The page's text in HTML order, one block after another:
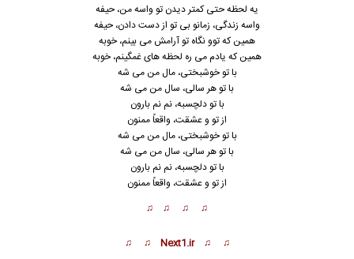
یه لحظه حتی کمتر دیدن تو واسه من، حیفه
واسه زندگی، زمانو بی تو از دست دادن، حیفه
همین که توو نگاه تو آرامش می بینم، خوبه
همین که یادم می ره لحظه های غمگینم، خوبه
با تو خوشبختی، مال من می شه
با تو هر سالی، سال من می شه
با تو دلچسبه، نم نم بارون
از تو و عشقت، واقعاً ممنون
با تو خوشبختی، مال من می شه
با تو هر سالی، سال من می شه
با تو دلچسبه، نمنم بارون
از تو و عشقت، واقعاً ممنون
♫ ♫ ♫ ♫
♫ ♫ Next1.ir ♫ ♫